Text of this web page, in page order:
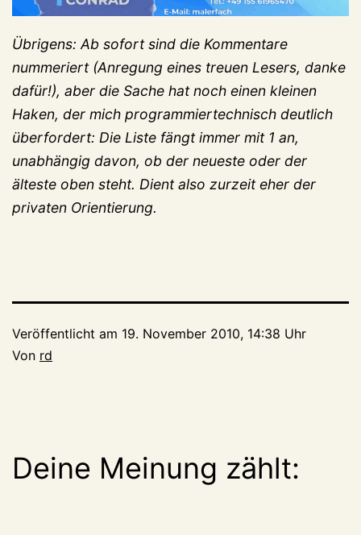
Übrigens: Ab sofort sind die Kommentare
nummeriert (Anregung eines treuen Lesers, danke
dafür!), aber die Sache hat noch einen kleinen
Haken, der mich programmiertechnisch deutlich
überfordert: Die Liste fängt immer mit 1 an,
unabhängig davon, ob der neueste oder der
älteste oben steht. Dient also zurzeit eher der
privaten Orientierung.
Veröffentlicht am 19. November 2010, 14:38 Uhr
Von rd
Deine Meinung zählt: